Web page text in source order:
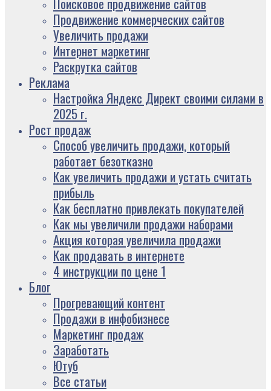
Продвижение коммерческих сайтов
Увеличить продажи
Интернет маркетинг
Раскрутка сайтов
Реклама
Настройка Яндекс Директ своими силами в
2025 г.
Рост продаж
Способ увеличить продажи, который
работает безотказно
Как увеличить продажи и устать считать
прибыль
Как бесплатно привлекать покупателей
Как мы увеличили продажи наборами
Акция которая увеличила продажи
Как продавать в интернете
4 инструкции по цене 1
Блог
Прогревающий контент
Продажи в инфобизнесе
Маркетинг продаж
Заработать
Ютуб
Все статьи